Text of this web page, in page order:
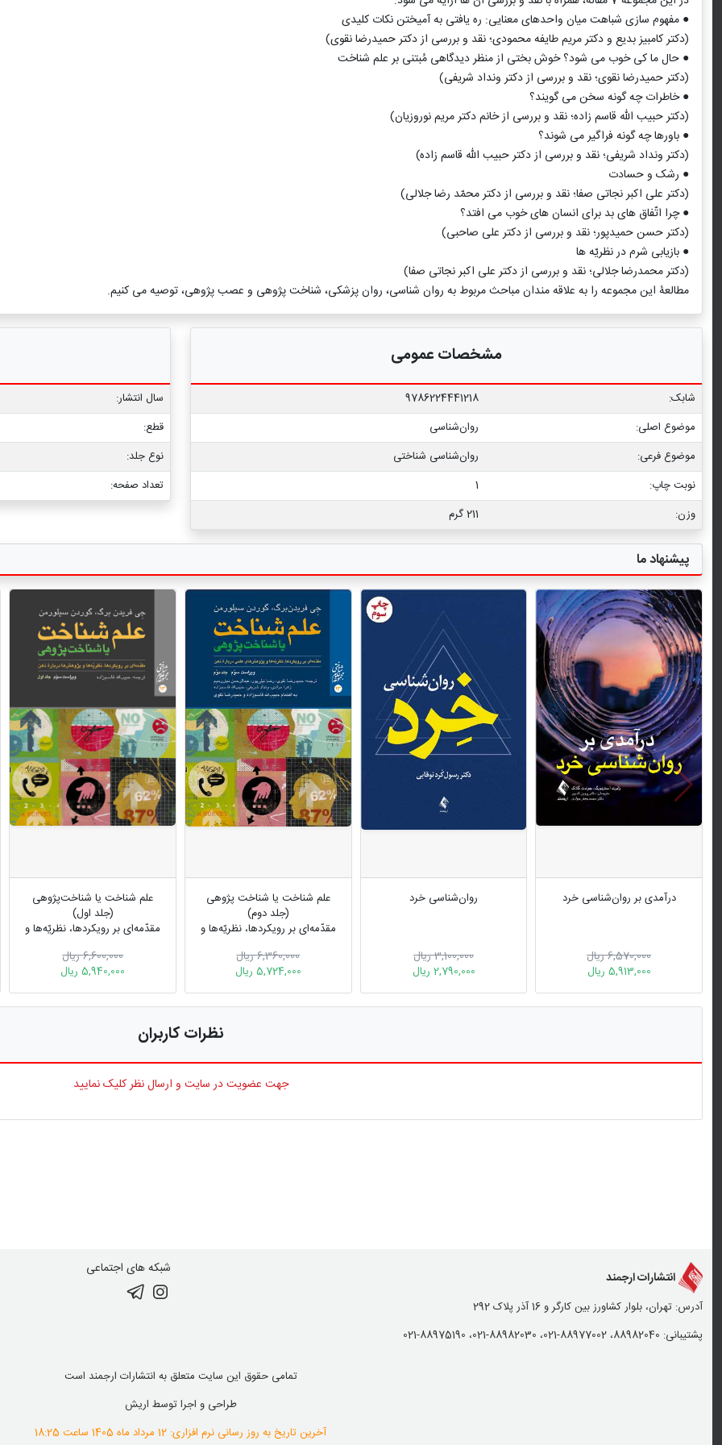
● مفهوم ‌سازی شباهت میان واحدهای معنایی: ره‌ یافتی به آمیختن نکات کلیدی
(دکتر کامبیز بدیع و دکتر مریم طایفه محمودی؛ نقد و بررسی از دکتر حمیدرضا نقوی)
● حال ما کی خوب می ‌شود؟ خوش ‌بختی از منظر دیدگاهی مُبتنی بر علم شناخت
(دکتر حمیدرضا نقوی؛ نقد و بررسی از دکتر ونداد شریفی)
● خاطرات چه ‌گونه سخن می ‌گویند؟
(دکتر حبیب ‌الله قاسم ‌زاده؛ نقد و بررسی از خانم دکتر مریم نوروزیان)
● باورها چه ‌گونه فراگیر می ‌شوند؟
(دکتر ونداد شریفی؛ نقد و بررسی از دکتر حبیب‌ الله قاسم ‌زاده)
● رشک و حسادت
(دکتر علی‌ اکبر نجاتی ‌‌صفا؛ نقد و بررسی از دکتر محمّد رضا جلالی)
● چرا اتّفاق ‌های بد برای انسان‌ های خوب می‌ افتد؟
(دکتر حسن حمیدپور؛ نقد و بررسی از دکتر علی صاحبی)
● بازیابی شرم در نظریّه‌ ها
(دکتر محمدرضا جلالی؛ نقد و بررسی از دکتر علی ‌اکبر نجاتی ‌صفا)
مطالعۀ این مجموعه را به علاقه ‌مندان مباحث مربوط به روان ‌شناسی، روان ‌پزشکی، شناخت‌ پژوهی و عصب‌ پژوهی، توصیه می ‌کنیم.
مشخصات عمومی
شابک:
9786224441218
موضوع اصلی:
روان‌شناسی
موضوع فرعی:
روان‌‌شناسی شناختی
نوبت چاپ:
1
وزن:
211 گرم
سال انتشار:
قطع:
نوع جلد:
تعداد صفحه:
پیشنهاد ما
درآمدی بر روان‌شناسی خرد
6,570,000 ریال
5,913,000 ریال
روان‌شناسی خرد
3,100,000 ریال
2,790,000 ریال
علم شناخت یا شناخت پژوهی
(جلد دوم)
مقدّمه‌ای بر رویکردها، نظريّه‌ها و
6,360,000 ریال
5,724,000 ریال
علم شناخت یا شناخت‌پژوهی
(جلد اول)
مقدّمه‏‌ای بر رویکردها، نظريّه‌‏ها و
6,600,000 ریال
5,940,000 ریال
نظرات کاربران
جهت عضویت در سایت و ارسال نظر کلیک نمایید
انتشارات ارجمند
آدرس: تهران، بلوار کشاورز بین کارگر و 16 آذر پلاک 292
پشتیبانی: 88982040، 88977002-021، 88982030-021، 88975190-021
شبکه های اجتماعی
تمامی حقوق این سایت متعلق به انتشارات ارجمند است
طراحی و اجرا توسط اریش
آخرین تاریخ به روز رسانی نرم افزاری: 12 مرداد ماه 1405 ساعت 18:25